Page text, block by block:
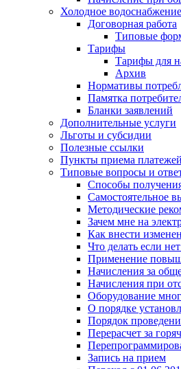
Холодное водоснабжение
Договорная работа
Типовые
Тарифы
Тарифы для
Архив
Нормативы
Памятка
Бланки заявлений
Дополнительные услуги
Льготы и субсидии
Полезные ссылки
Пункты приема
Типовые вопросы и
Способы
Самостоятельное
Методические
Зачем мне на
Как внести
Что делать если
Применение
Начисления за
Начисления при
Оборудование
О порядке
Порядок
Перерасчет за
Запись на прием